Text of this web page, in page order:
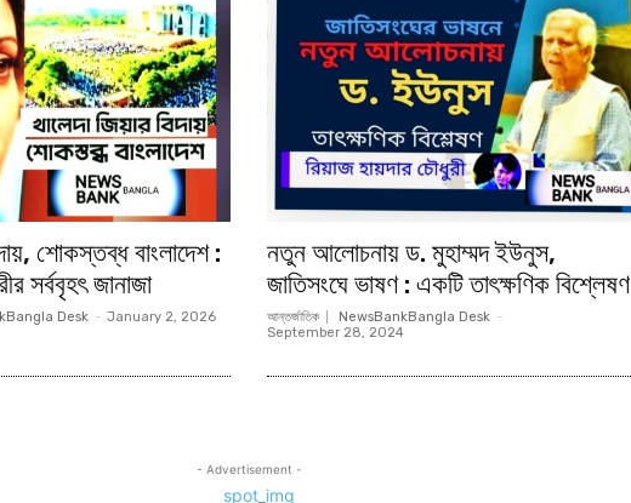
শোকস্তব্ধ বাংলাদেশ :
সর্ববৃহৎ জানাজা
Desk - January 2, 2026
নতুন আলোচনায় ড. মুহাম্মদ ইউনুস,
জাতিসংঘে ভাষণ : একটি তাৎক্ষণিক বিশ্লেষণ
আন্তর্জাতিক NewsBankBangla Desk -
September 28, 2024
- Advertisement -